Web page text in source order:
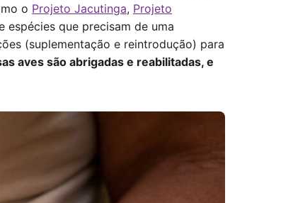
o Projeto Jacutinga, Projeto
espécies que precisam de uma
(suplementação e reintrodução) para
aves são abrigadas e reabilitadas, e